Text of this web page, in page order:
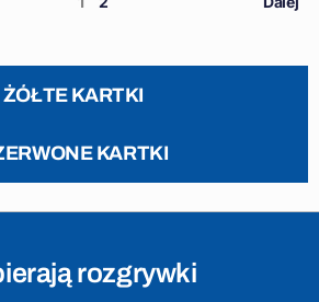
ŻÓŁTE KARTKI
KARTKI
rozgrywki